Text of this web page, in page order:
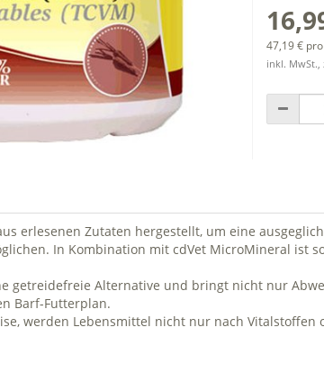
47,19 €
inkl. MwSt.,
erlesenen Zutaten hergestellt, um eine
In Kombination mit cdVet MicroMineral ist
getreidefreie Alternative und bringt nicht nur
Barf-Futterplan.
werden Lebensmittel nicht nur nach